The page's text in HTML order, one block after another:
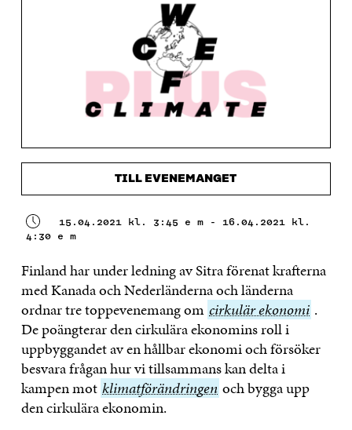
TILL EVENEMANGET
15.04.2021 kl. 3:45 e m - 16.04.2021 kl.
4:30 e m
Finland har under ledning av Sitra förenat krafterna
med Kanada och Nederländerna och länderna
ordnar tre toppevenemang om cirkulär
ekonomi
cirkulär ekonomi .
De poängterar den cirkulära ekonomins roll i
uppbyggandet av en hållbar ekonomi och försöker
besvara frågan hur vi tillsammans kan delta i
kampen mot klimatförändringen
klimatförändringen och bygga upp
den cirkulära ekonomin.